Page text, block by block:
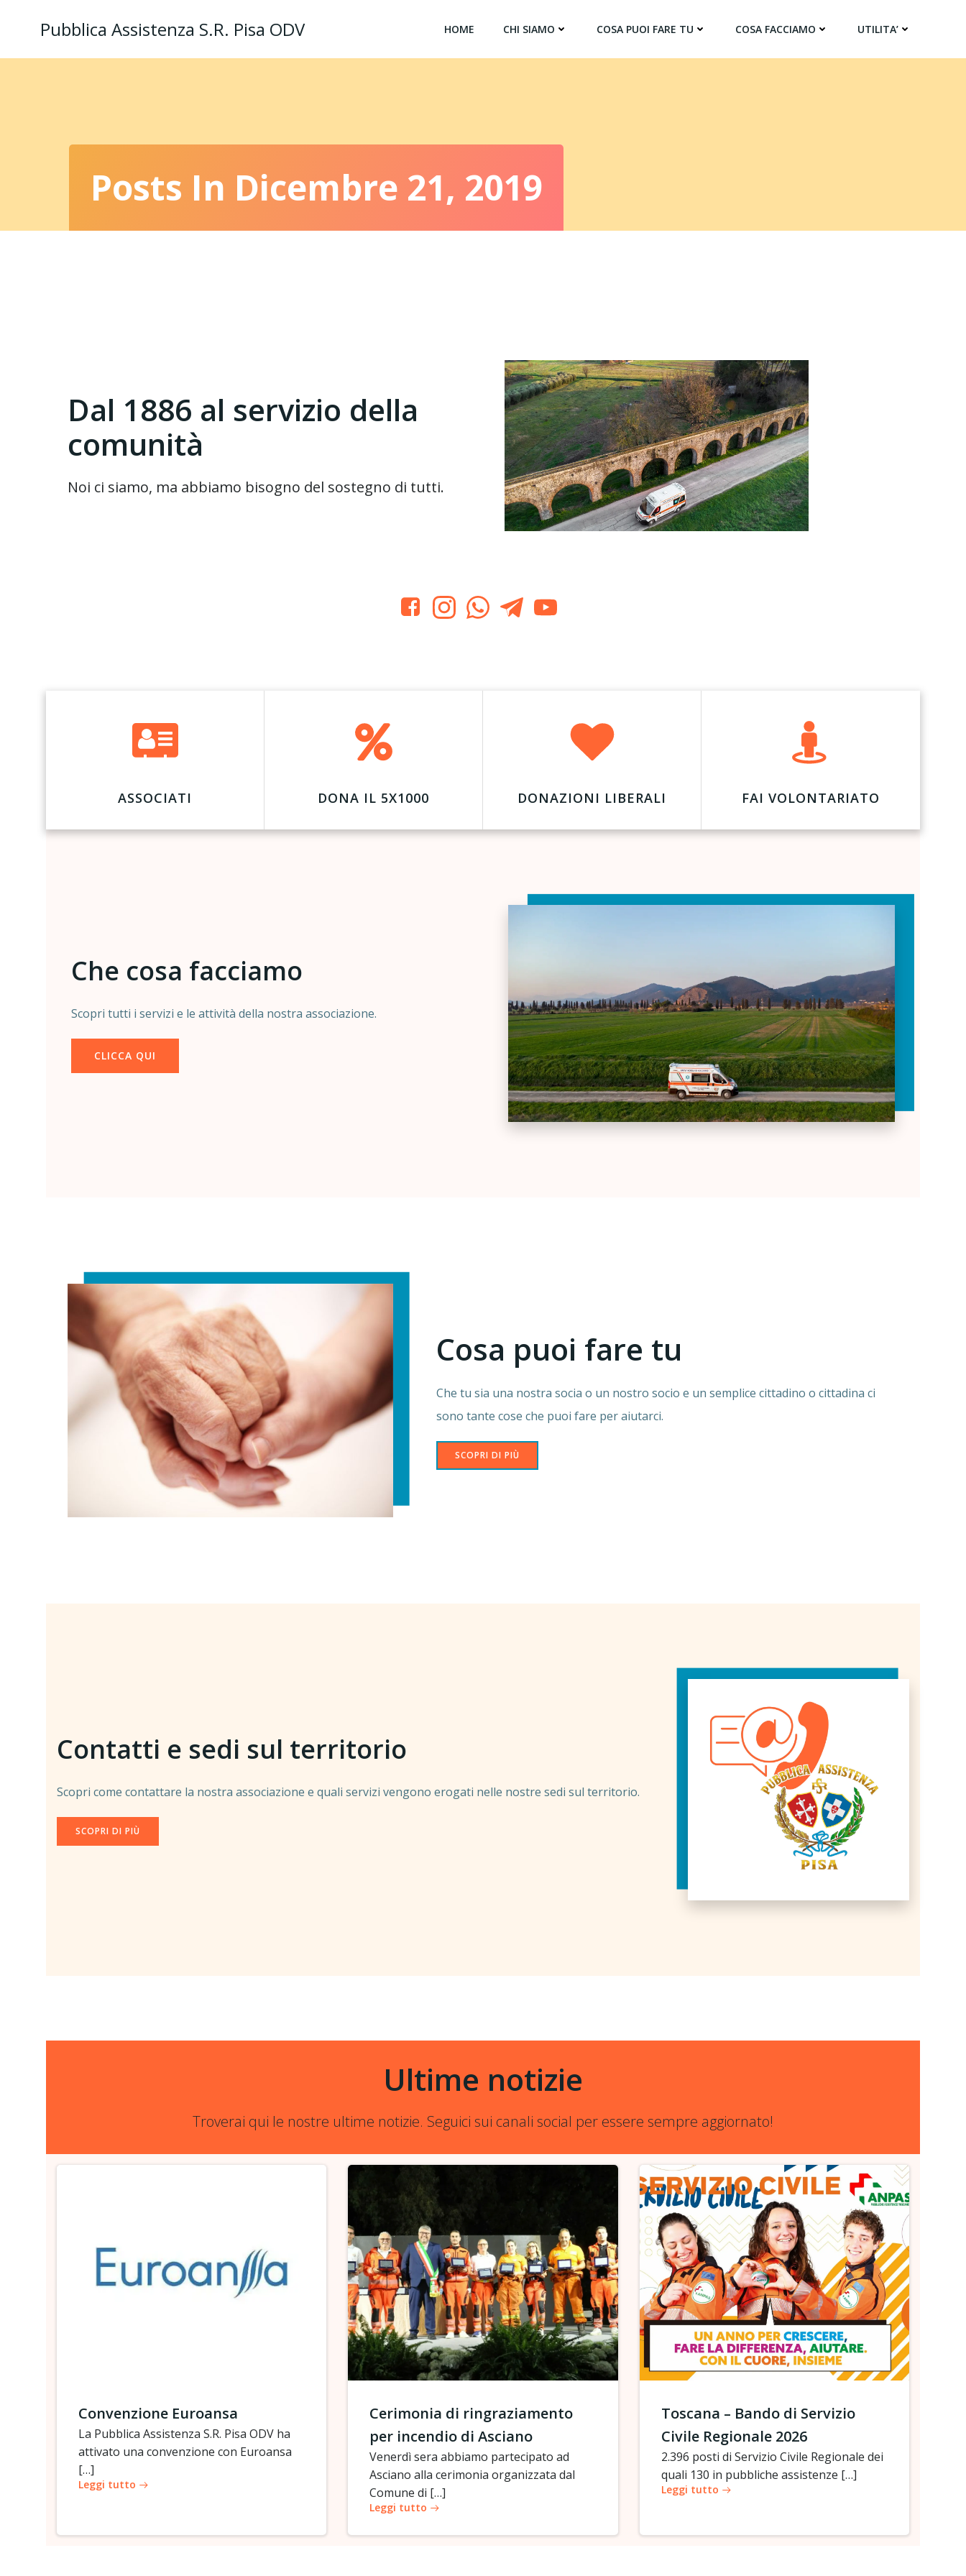
Pubblica Assistenza S.R. Pisa ODV HOME CHI SIAMO COSA PUOI FARE TU COSA FACCIAMO UTILITA’
Posts In Dicembre 21, 2019
Dal 1886 al servizio della
comunità
Noi ci siamo, ma abbiamo bisogno del sostegno di tutti.
ASSOCIATI DONA IL 5X1000 DONAZIONI LIBERALI FAI VOLONTARIATO
Che cosa facciamo
Scopri tutti i servizi e le attività della nostra associazione.
CLICCA QUI
Cosa puoi fare tu
Che tu sia una nostra socia o un nostro socio e un semplice cittadino o cittadina ci
sono tante cose che puoi fare per aiutarci.
SCOPRI DI PIÙ
Contatti e sedi sul territorio
Scopri come contattare la nostra associazione e quali servizi vengono erogati nelle nostre sedi sul territorio.
SCOPRI DI PIÙ
Ultime notizie
Troverai qui le nostre ultime notizie. Seguici sui canali social per essere sempre aggiornato!
Convenzione Euroansa
La Pubblica Assistenza S.R. Pisa ODV ha
attivato una convenzione con Euroansa
[…]
Leggi tutto
Cerimonia di ringraziamento
per incendio di Asciano
Venerdì sera abbiamo partecipato ad
Asciano alla cerimonia organizzata dal
Comune di […]
Leggi tutto
Toscana – Bando di Servizio
Civile Regionale 2026
2.396 posti di Servizio Civile Regionale dei
quali 130 in pubbliche assistenze […]
Leggi tutto